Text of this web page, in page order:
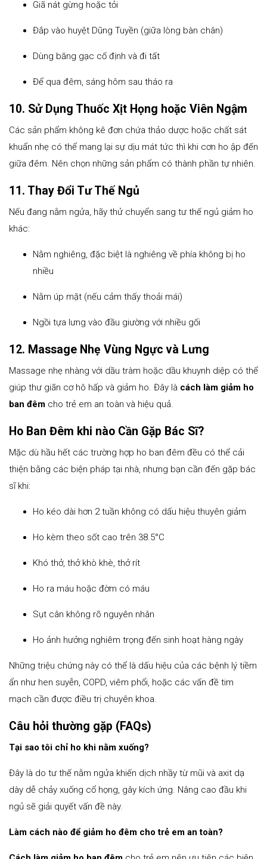
Giã nát gừng hoặc tỏi
Đắp vào huyệt Dũng Tuyền (giữa lòng bàn chân)
Dùng băng gạc cố định và đi tất
Để qua đêm, sáng hôm sau tháo ra
10. Sử Dụng Thuốc Xịt Họng hoặc Viên Ngậm
Các sản phẩm không kê đơn chứa thảo dược hoặc chất sát
khuẩn nhẹ có thể mang lại sự dịu mát tức thì khi cơn ho ập đến
giữa đêm. Nên chọn những sản phẩm có thành phần tự nhiên.
11. Thay Đổi Tư Thế Ngủ
Nếu đang nằm ngửa, hãy thử chuyển sang tư thế ngủ giảm ho
khác:
Nằm nghiêng, đặc biệt là nghiêng về phía không bị ho
nhiều
Nằm úp mặt (nếu cảm thấy thoải mái)
Ngồi tựa lưng vào đầu giường với nhiều gối
12. Massage Nhẹ Vùng Ngực và Lưng
Massage nhẹ nhàng với dầu tràm hoặc dầu khuynh diệp có thể
giúp thư giãn cơ hô hấp và giảm ho. Đây là cách làm giảm ho
ban đêm cho trẻ em an toàn và hiệu quả.
Ho Ban Đêm khi nào Cần Gặp Bác Sĩ?
Mặc dù hầu hết các trường hợp ho ban đêm đều có thể cải
thiện bằng các biện pháp tại nhà, nhưng bạn cần đến gặp bác
sĩ khi:
Ho kéo dài hơn 2 tuần không có dấu hiệu thuyên giảm
Ho kèm theo sốt cao trên 38.5°C
Khó thở, thở khò khè, thở rít
Ho ra máu hoặc đờm có máu
Sụt cân không rõ nguyên nhân
Ho ảnh hưởng nghiêm trọng đến sinh hoạt hàng ngày
Những triệu chứng này có thể là dấu hiệu của các bệnh lý tiềm
ẩn như hen suyễn, COPD, viêm phổi, hoặc các vấn đề tim
mạch cần được điều trị chuyên khoa.
Câu hỏi thường gặp (FAQs)
Tại sao tôi chỉ ho khi nằm xuống?
Đây là do tư thế nằm ngửa khiến dịch nhầy từ mũi và axit dạ
dày dễ chảy xuống cổ họng, gây kích ứng. Nâng cao đầu khi
ngủ sẽ giải quyết vấn đề này.
Làm cách nào để giảm ho đêm cho trẻ em an toàn?